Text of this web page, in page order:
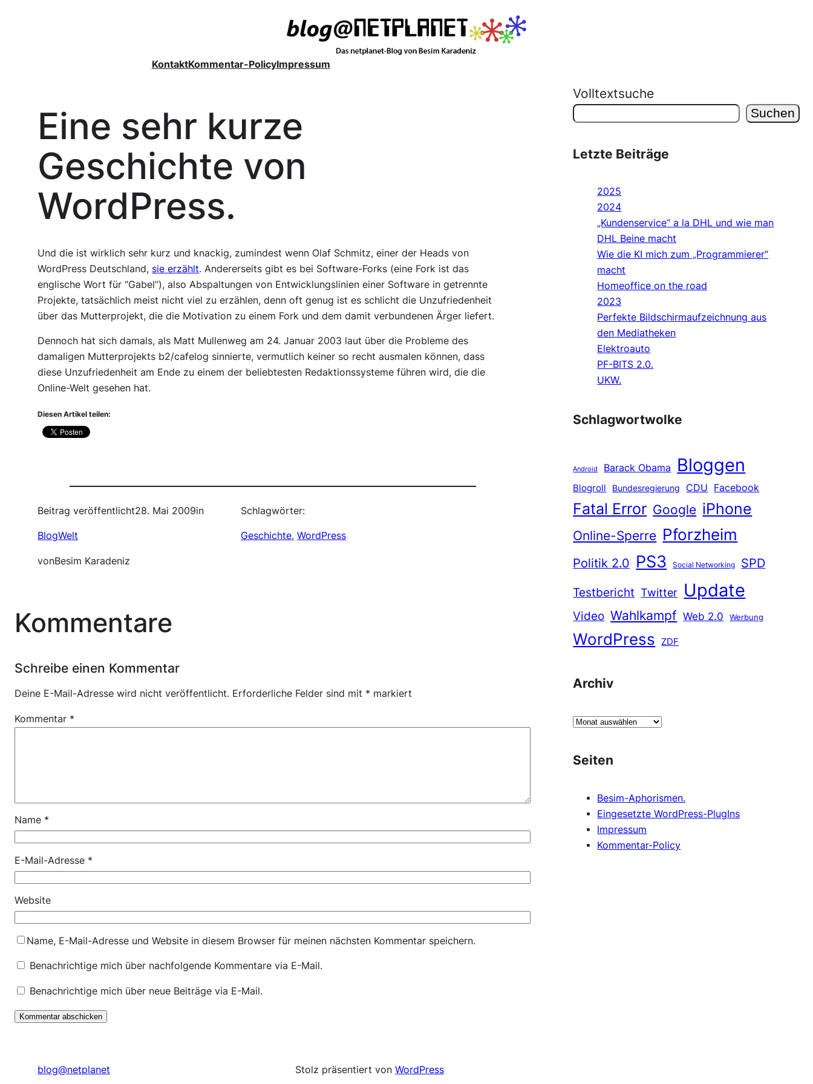
KontaktKommentar-PolicyImpressum
Eine sehr kurze
Geschichte von
WordPress.
Und die ist wirklich sehr kurz und knackig, zumindest wenn Olaf Schmitz, einer der Heads von
WordPress Deutschland, sie erzählt. Andererseits gibt es bei Software-Forks (eine Fork ist das
englische Wort für “Gabel”), also Abspaltungen von Entwicklungslinien einer Software in getrennte
Projekte, tatsächlich meist nicht viel zu erzählen, denn oft genug ist es schlicht die Unzufriedenheit
über das Mutterprojekt, die die Motivation zu einem Fork und dem damit verbundenen Ärger liefert.
Dennoch hat sich damals, als Matt Mullenweg am 24. Januar 2003 laut über die Probleme des
damaligen Mutterprojekts b2/cafelog sinnierte, vermutlich keiner so recht ausmalen können, dass
diese Unzufriedenheit am Ende zu einem der beliebtesten Redaktionssysteme führen wird, die die
Online-Welt gesehen hat.
Diesen Artikel teilen:
Beitrag veröffentlicht28. Mai 2009in
BlogWelt
vonBesim Karadeniz
Schlagwörter:
Geschichte, WordPress
Kommentare
Schreibe einen Kommentar
Deine E-Mail-Adresse wird nicht veröffentlicht. Erforderliche Felder sind mit * markiert
Kommentar *
Name *
E-Mail-Adresse *
Website
Name, E-Mail-Adresse und Website in diesem Browser für meinen nächsten Kommentar speichern.
Benachrichtige mich über nachfolgende Kommentare via E-Mail.
Benachrichtige mich über neue Beiträge via E-Mail.
Volltextsuche
Suchen
Letzte Beiträge
2025
2024
„Kundenservice“ a la DHL und wie man
DHL Beine macht
Wie die KI mich zum „Programmierer“
macht
Homeoffice on the road
2023
Perfekte Bildschirmaufzeichnung aus
den Mediatheken
Elektroauto
PF-BITS 2.0.
UKW.
Schlagwortwolke
Android Barack Obama Bloggen
Blogroll Bundesregierung CDU Facebook
Fatal Error Google iPhone
Online-Sperre Pforzheim
Politik 2.0 PS3 Social Networking
SPD
Testbericht Twitter Update
Video Wahlkampf Web 2.0 Werbung
WordPress ZDF
Archiv
A
h
Seiten
Besim-Aphorismen.
Eingesetzte WordPress-PlugIns
Impressum
Kommentar-Policy
blog@netplanet Stolz präsentiert vonWordPress